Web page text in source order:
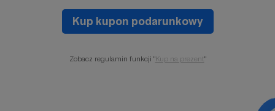
Kup kupon podarunkowy
Zobacz regulamin funkcji "Kup na prezent"